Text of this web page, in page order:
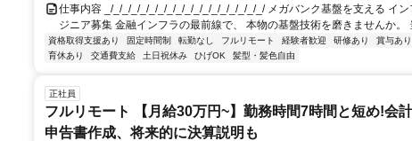
仕事内容 _/_/_/_/_/_/_/_/_/_/_/_/_/_/_/_/_/_/ メガバンク基盤を支える イン
ジニア募集 金融インフラの最前線で、 本物の基盤技術を磨きませんか。
資格取得支援あり 固定時間制 転勤なし フルリモート 経験者歓迎 研修あり
賞与あり
育休あり
交通費支給 土日祝休み ひげOK 髪型・髪色自由
正社員
フルリモート 【月給30万円~】勤務時間7時間と短め!会
申告書作成、将来的に決算説明も